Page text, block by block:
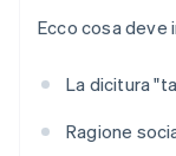
Ecco cosa deve
La dicitura
Ragione